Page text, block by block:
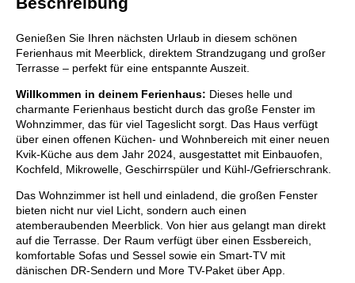
Genießen Sie Ihren nächsten Urlaub in diesem schönen
Ferienhaus mit Meerblick, direktem Strandzugang und großer
Terrasse – perfekt für eine entspannte Auszeit.
Willkommen in deinem Ferienhaus: Dieses helle und
charmante Ferienhaus besticht durch das große Fenster im
Wohnzimmer, das für viel Tageslicht sorgt. Das Haus verfügt
über einen offenen Küchen- und Wohnbereich mit einer neuen
Kvik-Küche aus dem Jahr 2024, ausgestattet mit Einbauofen,
Kochfeld, Mikrowelle, Geschirrspüler und Kühl-/Gefrierschrank.
Das Wohnzimmer ist hell und einladend, die großen Fenster
bieten nicht nur viel Licht, sondern auch einen
atemberaubenden Meerblick. Von hier aus gelangt man direkt
auf die Terrasse. Der Raum verfügt über einen Essbereich,
komfortable Sofas und Sessel sowie ein Smart-TV mit
dänischen DR-Sendern und More TV-Paket über App.